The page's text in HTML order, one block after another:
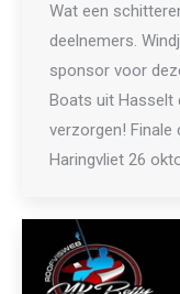
Wat een
deelnemers.
sponsor voor
Boats uit Hasselt
verzorgen! Finale
Haringvliet 26